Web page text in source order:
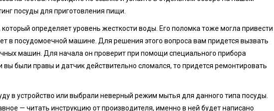
посуды для приготовления пищи.
определяет уровень жесткости воды. Его поломка тоже могла привести
в посудомоечной машине. Для решения этого вопроса вам придется вызвать
машин. Для начала он проверит при помощи специального прибора
вы были правы и датчик действительно сломался, то придется ремонтировать
в устройство или выбрали неверный режим мытья для данного типа посуды.
— читать инструкцию от производителя, именно в ней будет написано